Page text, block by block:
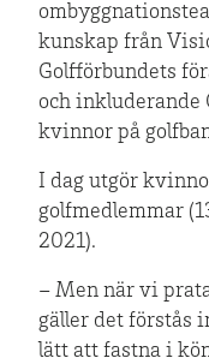
kunskap från
Golfförbundets
och inkluderande
kvinnor på
I dag utgör
golfmedlemmar
2021).
– Men när vi
gäller det förstås
lätt att fastna i